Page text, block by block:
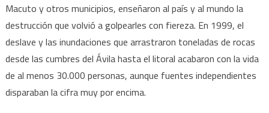
Macuto y otros municipios, enseñaron al país y al mundo la
destrucción que volvió a golpearles con fiereza. En 1999, el
deslave y las inundaciones que arrastraron toneladas de rocas
desde las cumbres del Ávila hasta el litoral acabaron con la vida
de al menos 30.000 personas, aunque fuentes independientes
disparaban la cifra muy por encima.